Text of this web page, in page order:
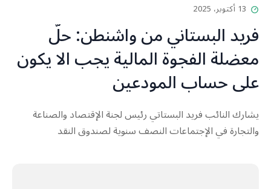
13 أكتوبر، 2025
فريد البستاني من واشنطن: حلّ
معضلة الفجوة المالية يجب الا يكون
على حساب المودعين
يشارك النائب فريد البستاتي رئيس لجنة الإقتصاد والصناعة
والتجارة في الإجتماعات النصف سنوية لصندوق النقد